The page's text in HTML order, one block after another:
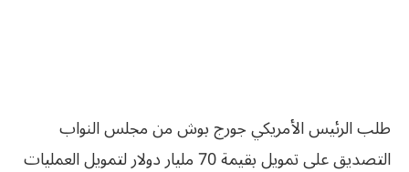
طلب الرئيس الأمريكي جورج بوش من مجلس النواب
التصديق على تمويل بقيمة 70 مليار دولار لتمويل العمليات